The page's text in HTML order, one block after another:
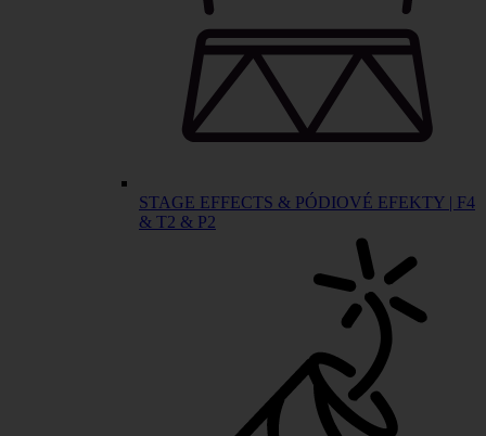
STAGE EFFECTS & PÓDIOVÉ EFEKTY | F4
& T2 & P2